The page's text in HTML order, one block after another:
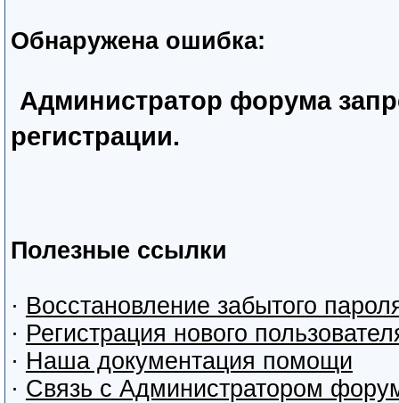
Обнаружена ошибка:
Администратор форума
регистрации.
Полезные ссылки
· Восстановление забытого
· Регистрация нового
· Наша документация помощи
· Связь с Администратором